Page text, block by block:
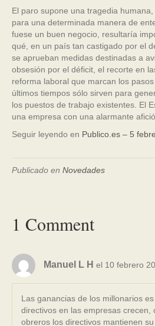
El paro supone una tragedia
para una determinada manera de
fuese un buen negocio, resultaría
qué, en un país tan castigado por el
se aprueban medidas destinadas a
obsesión por el déficit, el recorte en
reforma laboral que marcan los
últimos tiempos sólo sirven para
los puestos de trabajo existentes. El
una empresa con una alarmante
Seguir leyendo en Publico.es – 5
Publicado en Novedades
1 Comment
Manuel L H el 10 febrero
Las ganancias de los millonarios
directivos en las empresas crecen,
obreros los directivos mantienen